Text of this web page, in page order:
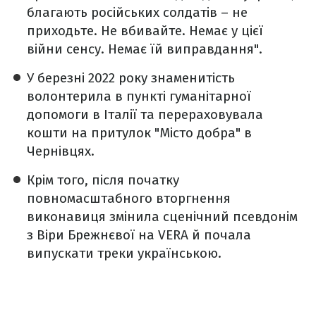
благають російських солдатів – не
приходьте. Не вбивайте. Немає у цієї
війни сенсу. Немає їй виправдання".
У березні 2022 року знаменитість
волонтерила в пункті гуманітарної
допомоги в Італії та перераховувала
кошти на притулок "Місто добра" в
Чернівцях.
Крім того, після початку
повномасштабного вторгнення
виконавиця змінила сценічний псевдонім
з Віри Брежнєвої на VERA й почала
випускати треки українською.